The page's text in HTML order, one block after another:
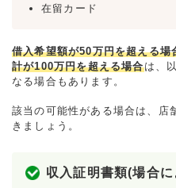
在留カード
借入希望額が50万円を超える場
計が100万円を超える場合は、
なる場合もあります。
該当の可能性がある場合は、店
きましょう。
収入証明書類(場合